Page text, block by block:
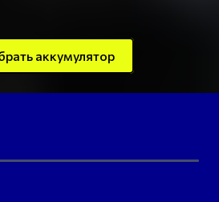
аккумулятор